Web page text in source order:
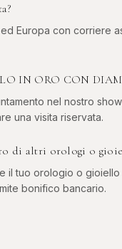
Europa con corriere
IN ORO CON
nel nostro
una visita riservata.
di altri orologi o
il tuo orologio o
bonifico bancario.